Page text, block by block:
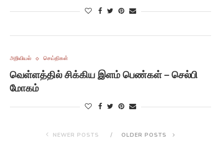
அறிவியல் செய்திகள்
வெள்ளத்தில் சிக்கிய இளம் பெண்கள் – செல்பி
மோகம்
NEWER POSTS OLDER POSTS